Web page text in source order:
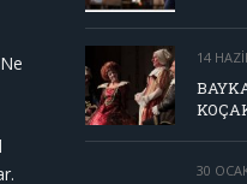
14
30